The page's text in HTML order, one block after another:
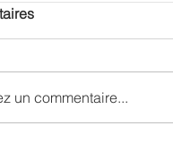
un commentaire...